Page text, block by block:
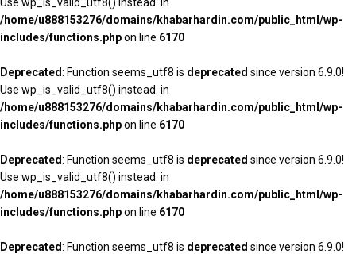
/home/u888153276/domains/khabarhardin.com/public_html/wp-
includes/functions.phpon line 6170
Deprecated: Function seems_utf8 is deprecated since version 6.9.0!
Use wp_is_valid_utf8() instead. in
/home/u888153276/domains/khabarhardin.com/public_html/wp-
includes/functions.phpon line 6170
Deprecated: Function seems_utf8 is deprecated since version 6.9.0!
Use wp_is_valid_utf8() instead. in
/home/u888153276/domains/khabarhardin.com/public_html/wp-
includes/functions.phpon line 6170
Deprecated: Function seems_utf8 is deprecated since version 6.9.0!